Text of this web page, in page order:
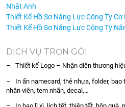
Nhật Anh
Thiết Kế Hồ Sơ Năng Lực Công Ty
Thiết Kế Hồ Sơ Năng Lực Công Ty
DỊCH VỤ TRỌN GÓI
– Thiết kế Logo – Nhận diện thương
– In ấn namecard, thẻ nhựa, folder, bao
nhân viên, tem nhãn, decal,…